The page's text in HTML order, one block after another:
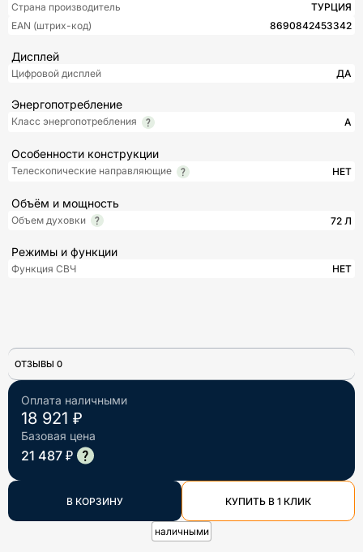
Оплата наличными
18 921 ₽
Базовая цена
21 487 ₽
В КОРЗИНУ КУПИТЬ В 1 КЛИК
наличными
Страна производитель
ТУРЦИЯ
EAN (штрих-код)
8690842453342
Дисплей
Цифровой дисплей ДА
Энергопотребление
Класс энергопотребления A
Особенности конструкции
Телескопические направляющие НЕТ
Объём и мощность
Объем духовки 72 Л
Режимы и функции
Функция СВЧ НЕТ
ОТЗЫВЫ 0